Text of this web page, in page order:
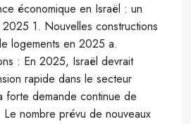
économique en Israël : un
1. Nouvelles constructions
logements en 2025 a.
: En 2025, Israël devrait
rapide dans le secteur
forte demande continue de
nombre prévu de nouveaux